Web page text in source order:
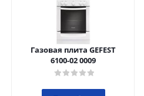
Газовая плита GEFEST
6100-02 0009